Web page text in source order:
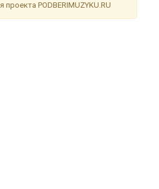
PODBERIMUZYKU.RU